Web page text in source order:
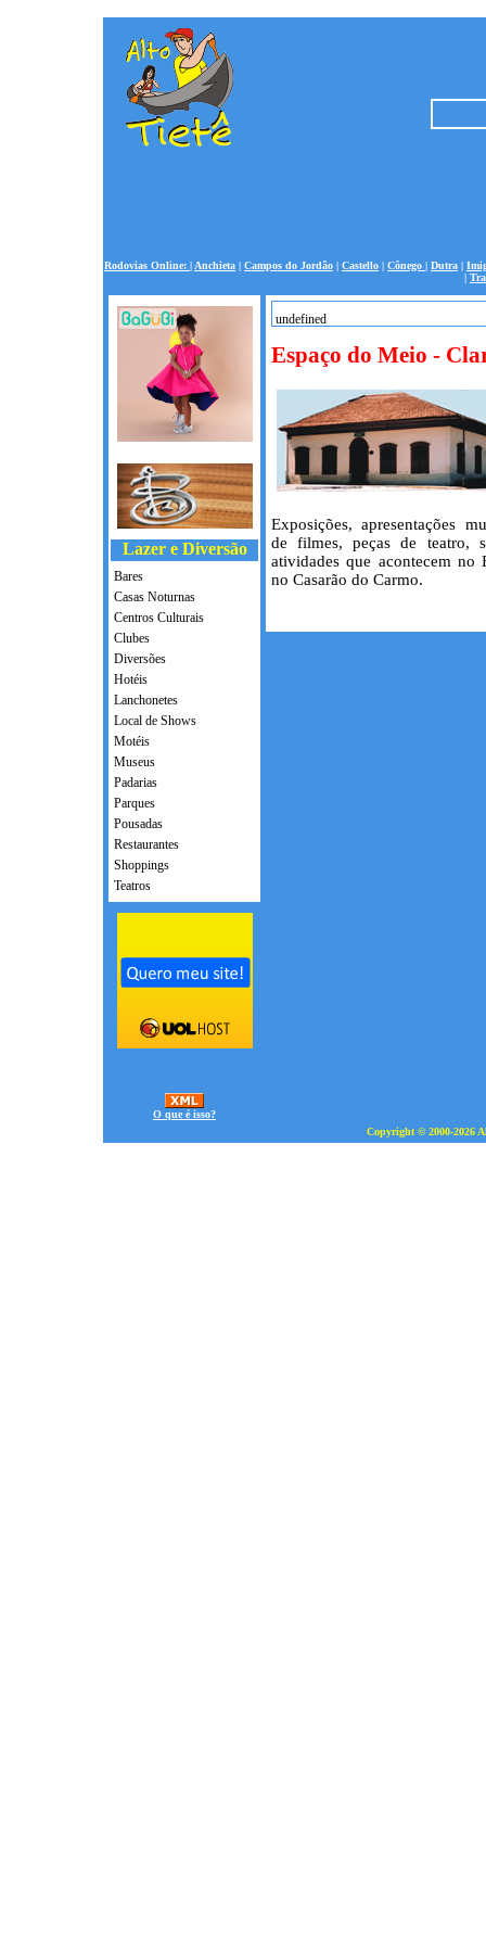
Rodovias Online: | Anchieta | Campos do Jordão | Castello | Cônego | Dutra |
|
Lazer e Diversão
Bares
Casas Noturnas
Centros Culturais
Clubes
Diversões
Hotéis
Lanchonetes
Local de Shows
Motéis
Museus
Padarias
Parques
Pousadas
Restaurantes
Shoppings
Teatros
O que é isso?
undefined
Espaço do Meio -
Exposições, apresentações
de filmes, peças de teatro,
atividades que acontecem no
no Casarão do Carmo.
Copyright © 2000-2026